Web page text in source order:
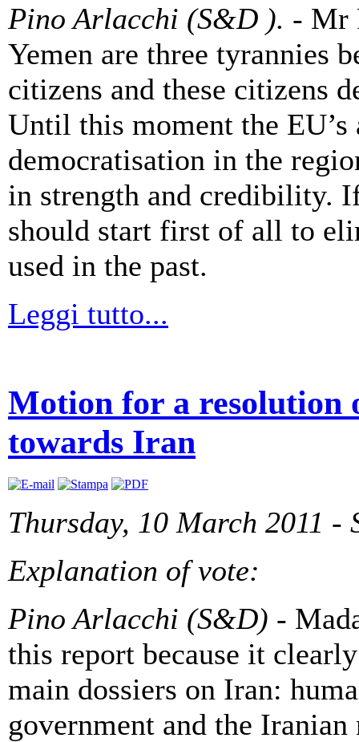
Pino Arlacchi (S&D ). - Mr
Yemen are three tyrannies
citizens and these citizens
Until this moment the
democratisation in the
in strength and credibility.
should start first of all to
used in the past.
Leggi tutto...
Motion for a resolution
towards Iran
Thursday, 10 March 2011 -
Explanation of vote:
Pino Arlacchi (S&D) -
this report because it
main dossiers on Iran:
government and the